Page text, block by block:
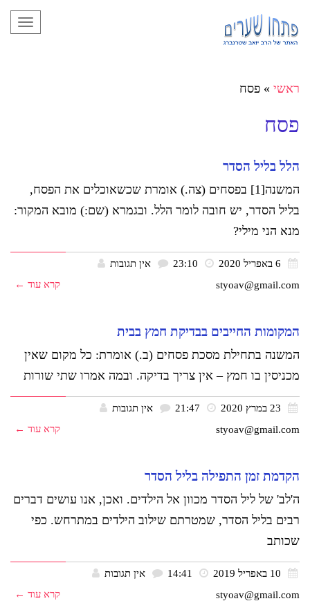
ראשי » פסח
פסח
הלל בליל הסדר
המשנה[1] בפסחים (צה.) אומרת שכשאוכלים את הפסח,
בליל הסדר, יש חובה לומר הלל. ובגמרא (שם:) מובא המקור:
מנא הני מילי?
אין תגובות
styoav@gmail.com
קרא עוד ←
המקומות החייבים בבדיקת חמץ בבית
המשנה בתחילת מסכת פסחים (ב.) אומרת: כל מקום שאין
מכניסין בו חמץ – אין צריך בדיקה. ובמה אמרו שתי שורות
אין תגובות
styoav@gmail.com
קרא עוד ←
הקדמת זמן התפילה בליל הסדר
ה'לב' של ליל הסדר מכוון אל הילדים. ואכן, אנו עושים דברים
רבים בליל הסדר, שמטרתם שילוב הילדים במתרחש. כפי
שכותב
אין תגובות
styoav@gmail.com
קרא עוד ←